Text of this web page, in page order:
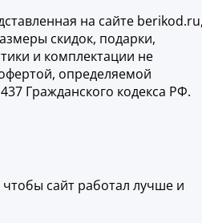
на сайте
скидок, подарки,
и комплектации не
определяемой
Гражданского кодекса РФ.
сайт работал лучше и